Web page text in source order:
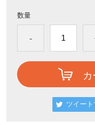
数量
-
ツイート